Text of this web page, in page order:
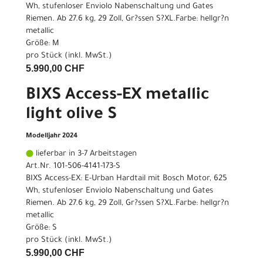
Wh, stufenloser Enviolo Nabenschaltung und Gates
Riemen. Ab 27.6 kg, 29 Zoll, Gr?ssen S?XL.Farbe: hellgr?n
metallic
Größe: M
pro Stück (inkl. MwSt.)
5.990,00 CHF
BIXS Access-EX metallic
light olive S
Modelljahr 2024
lieferbar in 3-7 Arbeitstagen
Art.Nr. 101-506-4141-173-S
BIXS Access-EX: E-Urban Hardtail mit Bosch Motor, 625
Wh, stufenloser Enviolo Nabenschaltung und Gates
Riemen. Ab 27.6 kg, 29 Zoll, Gr?ssen S?XL.Farbe: hellgr?n
metallic
Größe: S
pro Stück (inkl. MwSt.)
5.990,00 CHF